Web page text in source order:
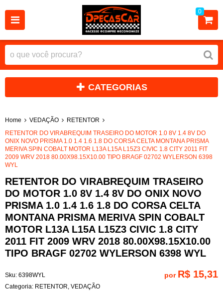
0
CATEGORIAS
Home VEDAÇÃO
RETENTOR
RETENTOR DO VIRABREQUIM TRASEIRO DO MOTOR 1.0 8V 1.4 8V DO
ONIX NOVO PRISMA 1.0 1.4 1.6 1.8 DO CORSA CELTA MONTANA PRISMA
MERIVA SPIN COBALT MOTOR L13A L15A L15Z3 CIVIC 1.8 CITY 2011 FIT
2009 WRV 2018 80.00X98.15X10.00 TIPO BRAGF 02702 WYLERSON 6398
WYL
RETENTOR DO VIRABREQUIM TRASEIRO
DO MOTOR 1.0 8V 1.4 8V DO ONIX NOVO
PRISMA 1.0 1.4 1.6 1.8 DO CORSA CELTA
MONTANA PRISMA MERIVA SPIN COBALT
MOTOR L13A L15A L15Z3 CIVIC 1.8 CITY
2011 FIT 2009 WRV 2018 80.00X98.15X10.00
TIPO BRAGF 02702 WYLERSON 6398 WYL
Sku: 6398WYL
Categoria: RETENTOR VEDAÇÃO
por R$ 15,31